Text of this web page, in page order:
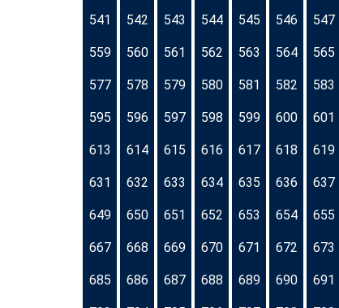
541 542 543 544 545 546 547
559 560 561 562 563 564 565
577 578 579 580 581 582 583
595 596 597 598 599 600 601
613 614 615 616 617 618 619
631 632 633 634 635 636 637
649 650 651 652 653 654 655
667 668 669 670 671 672 673
685 686 687 688 689 690 691